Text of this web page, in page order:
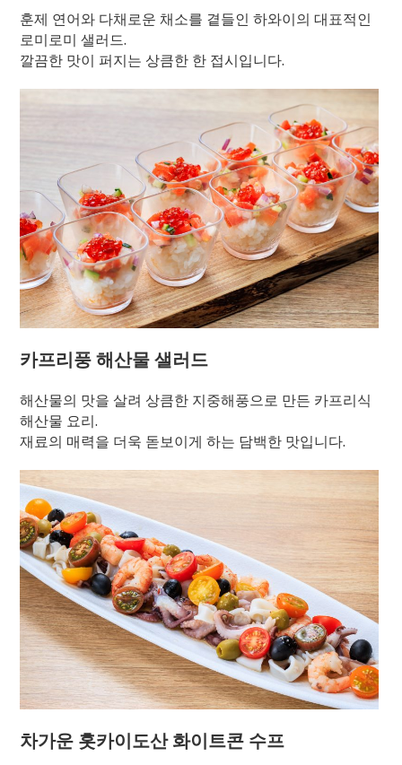
훈제 연어와 다채로운 채소를 곁들인 하와이의 대표적인
로미로미 샐러드.
깔끔한 맛이 퍼지는 상큼한 한 접시입니다.
카프리풍 해산물 샐러드
해산물의 맛을 살려 상큼한 지중해풍으로 만든 카프리식
해산물 요리.
재료의 매력을 더욱 돋보이게 하는 담백한 맛입니다.
차가운 홋카이도산 화이트콘 수프